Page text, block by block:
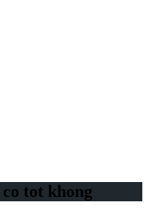
tot khong